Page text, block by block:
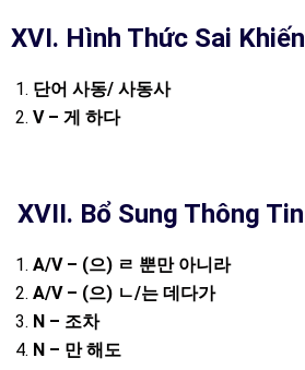
XVI. Hình Thức Sai Khiến
단어 사동/ 사동사
V – 게 하다
XVII. Bổ Sung Thông Tin
A/V – (으) ㄹ 뿐만 아니라
A/V – (으) ㄴ/는 데다가
N – 조차
N – 만 해도